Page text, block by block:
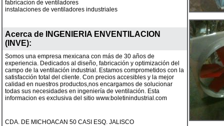
fabricacion de ventiladores
instalaciones de ventiladores industriales
Acerca de
INGENIERIA ENVENTILACION
(INVE):
Somos una empresa mexicana con más de 30 años de
experiencia. Dedicados al diseño, fabricación y optimización del
campo de la ventilación industrial. Estamos comprometidos con la
satisfacción total del cliente. Con precios accesibles y la mejor
calidad en nuestros productos,nos encargamos de solucionar
todas sus necesidades en ingeniería de ventilación. Esta
informacion es exclusiva del sitio www.boletinindustrial.com
CDA. DE MICHOACAN 50 CASI ESQ. JALISCO